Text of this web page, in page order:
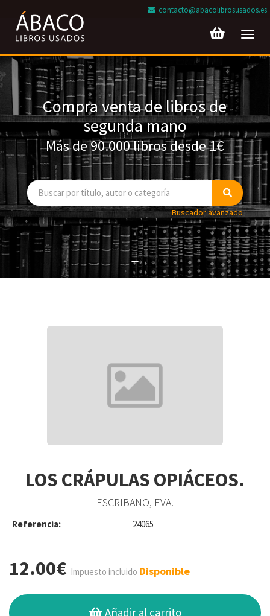
contacto@abacolibrosusados.es
Compra venta de libros de
segunda mano
Más de 90.000 libros desde 1€
Buscador avanzado
LOS CRÁPULAS OPIÁCEOS.
ESCRIBANO, EVA.
Referencia: 24065
12.00€ Impuesto incluido Disponible
Añadir al carrito